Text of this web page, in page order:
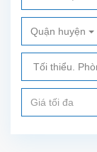
Quận huyện